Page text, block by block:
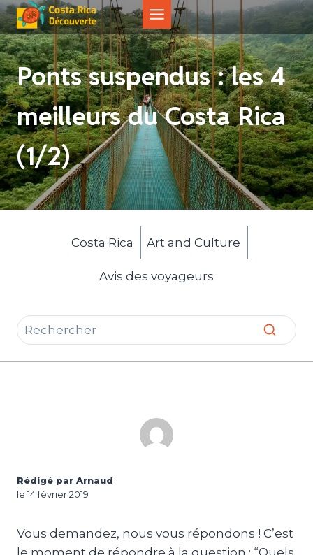
Aller
au
contenu
Ponts suspendus : les 4
meilleurs du Costa Rica
(1/2)
Costa Rica Art and Culture
Avis des voyageurs
Rédigé par Arnaud
le 14 février 2019
Vous demandez, nous vous répondons ! C’est